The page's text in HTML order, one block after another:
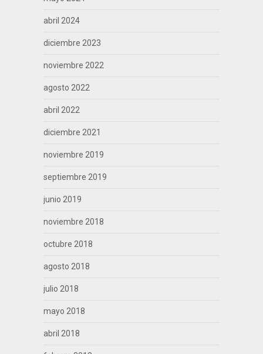
abril 2024
diciembre 2023
noviembre 2022
agosto 2022
abril 2022
diciembre 2021
noviembre 2019
septiembre 2019
junio 2019
noviembre 2018
octubre 2018
agosto 2018
julio 2018
mayo 2018
abril 2018